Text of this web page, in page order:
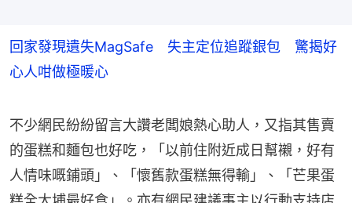
回家發現遺失MagSafe 失主定位追蹤銀包 驚揭好
心人咁做極暖心
不少網民紛紛留言大讚老闆娘熱心助人，又指其售賣
的蛋糕和麵包也好吃，「以前住附近成日幫襯，好有
人情味嘅鋪頭」、「懷舊款蛋糕無得輸」、「芒果蛋